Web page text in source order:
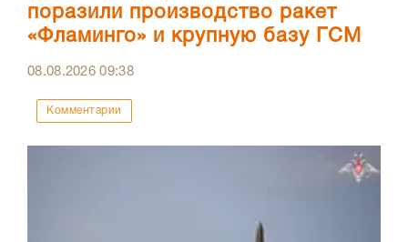
поразили производство ракет
«Фламинго» и крупную базу ГСМ
08.08.202609:38
Комментарии